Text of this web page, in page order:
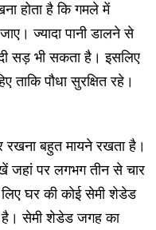
होता है कि गमले में
ज्यादा पानी डालने से
सड़ भी सकता है। इसलिए
ताकि पौधा सुरक्षित रहे।
बहुत मायने रखता है।
जहां पर लगभग तीन से चार
घर की कोई सेमी शेडेड
सेमी शेडेड जगह का